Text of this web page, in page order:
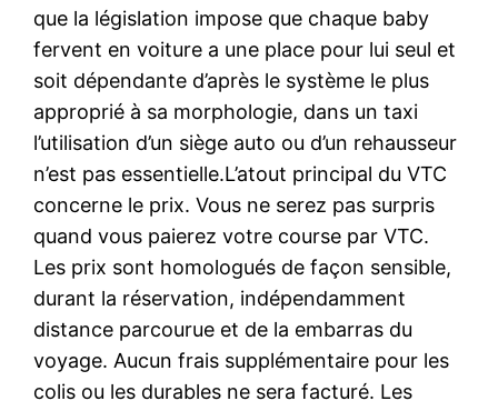
que la législation impose que chaque baby
fervent en voiture a une place pour lui seul et
soit dépendante d’après le système le plus
approprié à sa morphologie, dans un taxi
l’utilisation d’un siège auto ou d’un rehausseur
n’est pas essentielle.L’atout principal du VTC
concerne le prix. Vous ne serez pas surpris
quand vous paierez votre course par VTC.
Les prix sont homologués de façon sensible,
durant la réservation, indépendamment
distance parcourue et de la embarras du
voyage. Aucun frais supplémentaire pour les
colis ou les durables ne sera facturé. Les